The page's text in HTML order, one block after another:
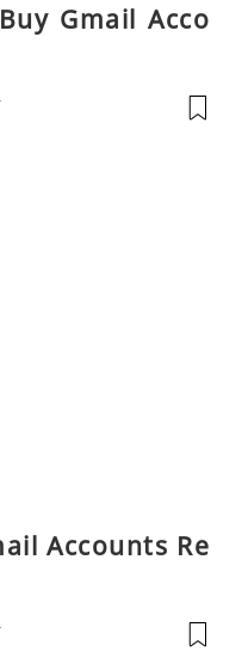
Gmail Acco
Accounts Re